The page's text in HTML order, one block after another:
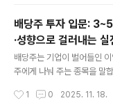
터 차근차근 쌓는 게 안전합
원금 보장과 유동성이 높은
식으로 습관부터 만드는 게
금·CMA·금(골드)·리츠
“수익성보다 생존성”을 우
이 이어갈 수 있습니다.■ 소
배당주 투자 입문:
·성향으로 걸러내는
배당주는 기업이 벌어들인
주에게 나눠 주는 종목을 말
니다. 다만 숫자 하나(배당수
1 0 2025. 11. 18.